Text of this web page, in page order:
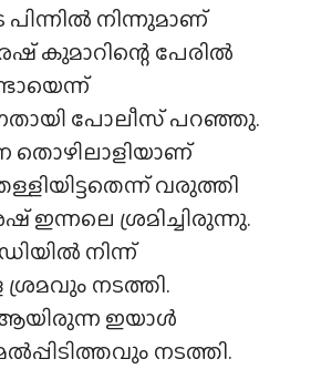
നിന്നുമാണ്
കുമാറിന്റെ പേരിൽ
പോലീസ് പറഞ്ഞു.
വരുത്തി
ഇന്നലെ ശ്രമിച്ചിരുന്നു.
നിന്ന്
നടത്തി.
ഇയാൾ
നടത്തി.